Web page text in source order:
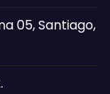
05, Santiago,